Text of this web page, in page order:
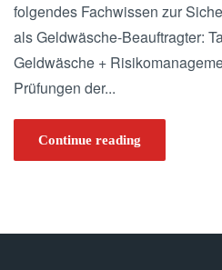
folgendes Fachwissen zur
als Geldwäsche-Beauftragter:
Geldwäsche +
Prüfungen der...
Continue reading